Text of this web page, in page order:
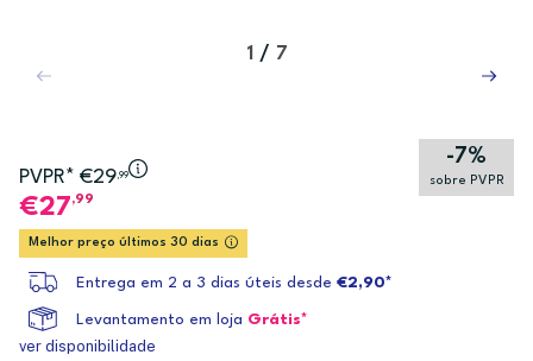
1 / 7
PVPR* €29,99
-7%
sobre PVPR
27,99
Melhor preço últimos 30 dias
Entrega em 2 a 3 dias úteis desde €2,90*
Levantamento em loja Grátis*
ver disponibilidade